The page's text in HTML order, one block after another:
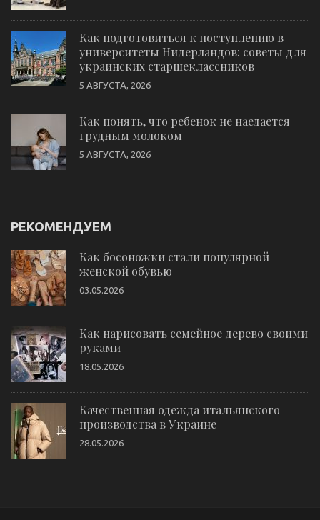
Как подготовиться к поступлению в
университеты Нидерландов: советы для
украинских старшеклассников
5 АВГУСТА, 2026
Как понять, что ребенок не наедается
грудным молоком
5 АВГУСТА, 2026
РЕКОМЕНДУЕМ
Как босоножки стали популярной
женской обувью
03.05.2026
Как нарисовать семейное дерево своими
руками
18.05.2026
Качественная одежда итальянского
производства в Украине
28.05.2026